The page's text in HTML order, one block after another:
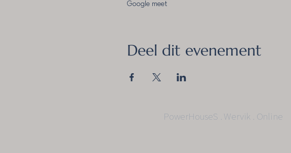
Google meet
Deel dit evenement
PowerHouseS . Wervik . Online